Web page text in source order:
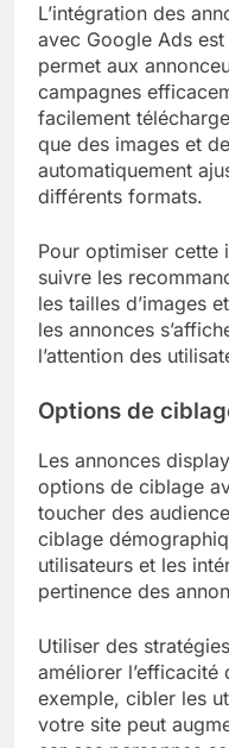
L’intégration des
avec Google Ads
permet aux
campagnes
facilement
que des images et
automatiquement
différents formats.
Pour optimiser cette
suivre les
les tailles d’images
les annonces
l’attention des
Options de
Les annonces
options de ciblage
toucher des
ciblage
utilisateurs et les
pertinence des
Utiliser des
améliorer l’efficacité
exemple, cibler les
votre site peut